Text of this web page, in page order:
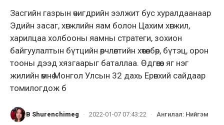
Засгийн газрын өчигдрийн ээлжит бус хуралдаанаар
Эдийн засаг, хөгжлийн яам болон Цахим хөгжил,
харилцаа холбооны яамны стратеги, зохион
байгуулалтын бүтцийн өөрчлөлтийн хөтөлбөр, бүтэц, орон
тооны дээд хязгаарыг баталлаа. Өдгөөгөөс яг нэг
жилийн өмнө Монгол Улсын 32 дахь Ерөнхий сайдаар
томилогдож б
B Shurenchimeg · 2022-01-07 07:43:22 · Ангилал: Нийгэм